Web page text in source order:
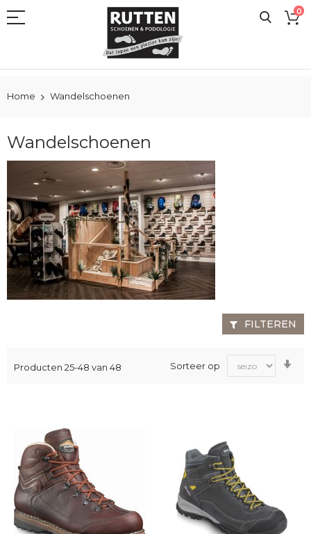
naar
0
Home Wandelschoenen
Wandelschoenen
Producten 25-48 van 48 Sorteer op
FILTEREN